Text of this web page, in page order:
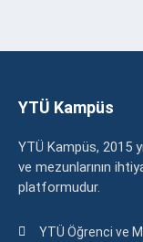
YTÜ Kampüs
YTÜ Kampüs, 2015
ve mezunlarının
platformudur.
YTÜ Öğrenci ve